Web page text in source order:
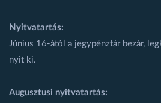
Nyitvatartás:
Június 16-ától a jegypénztár bezár,
nyit ki.
Augusztusi nyitvatartás: